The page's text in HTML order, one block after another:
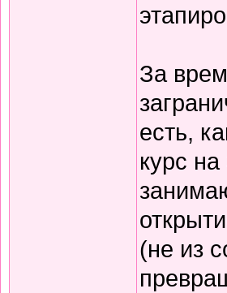
За
есть,
курс
(не из